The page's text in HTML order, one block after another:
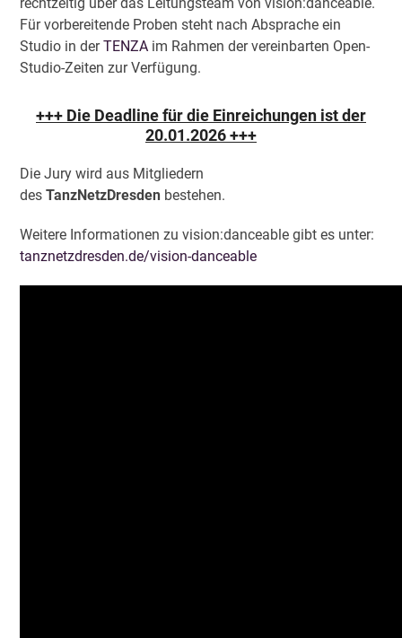
rechtzeitig über das Leitungsteam von vision:danceable.
Für vorbereitende Proben steht nach Absprache ein
Studio in derTENZA im Rahmen der vereinbarten Open-
Studio-Zeiten zur Verfügung.
+++ Die Deadline für die Einreichungen ist der
20.01.2026 +++
Die Jury wird aus Mitgliedern
desTanzNetzDresden bestehen.
Weitere Informationen zu vision:danceable gibt es unter:
tanznetzdresden.de/vision-danceable